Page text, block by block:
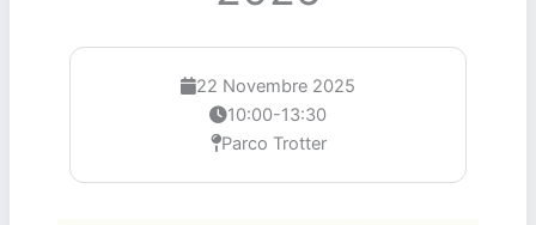
22 Novembre 2025
10:00-13:30
Parco Trotter